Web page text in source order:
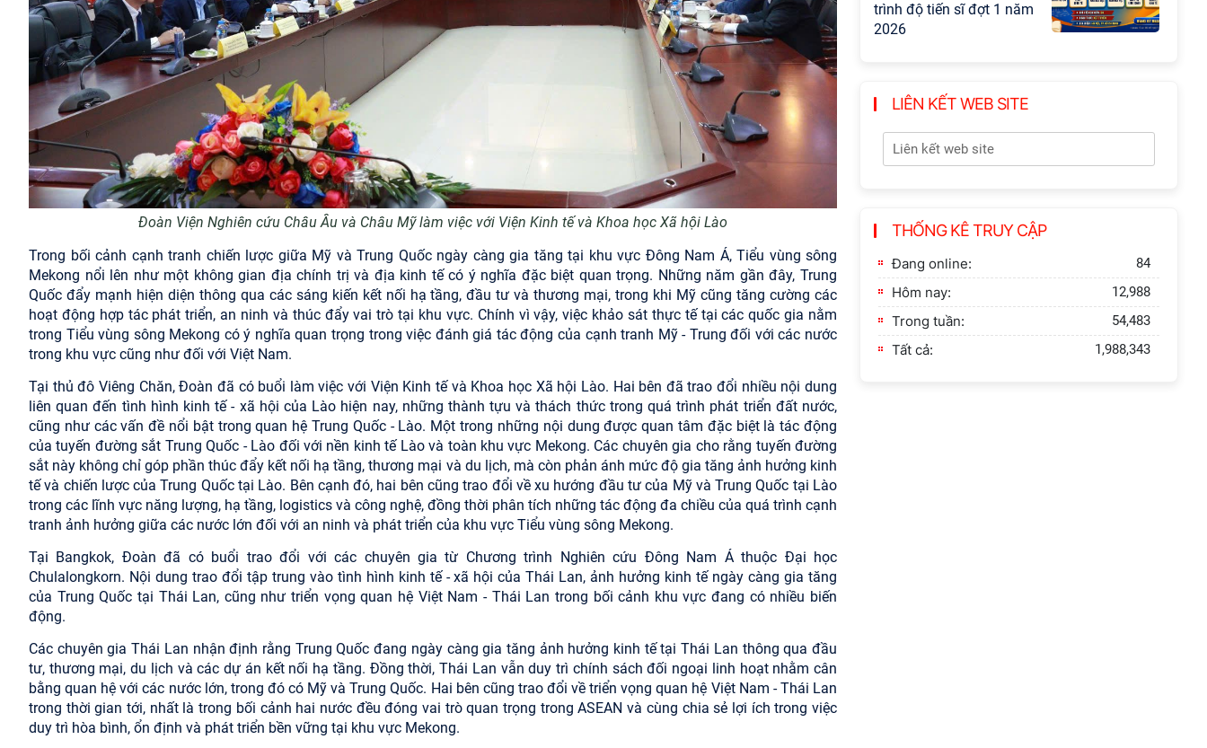
Đoàn Viện Nghiên cứu Châu Âu và Châu Mỹ làm việc với Viện Kinh tế và Khoa học Xã hội Lào
Trong bối cảnh cạnh tranh chiến lược giữa Mỹ và Trung Quốc ngày càng gia tăng tại khu vực Đông Nam Á, Tiểu vùng sông
Mekong nổi lên như một không gian địa chính trị và địa kinh tế có ý nghĩa đặc biệt quan trọng. Những năm gần đây, Trung
Quốc đẩy mạnh hiện diện thông qua các sáng kiến kết nối hạ tầng, đầu tư và thương mại, trong khi Mỹ cũng tăng cường các
hoạt động hợp tác phát triển, an ninh và thúc đẩy vai trò tại khu vực. Chính vì vậy, việc khảo sát thực tế tại các quốc gia nằm
trong Tiểu vùng sông Mekong có ý nghĩa quan trọng trong việc đánh giá tác động của cạnh tranh Mỹ - Trung đối với các nước
trong khu vực cũng như đối với Việt Nam.
Tại thủ đô Viêng Chăn, Đoàn đã có buổi làm việc với Viện Kinh tế và Khoa học Xã hội Lào. Hai bên đã trao đổi nhiều nội dung
liên quan đến tình hình kinh tế - xã hội của Lào hiện nay, những thành tựu và thách thức trong quá trình phát triển đất nước,
cũng như các vấn đề nổi bật trong quan hệ Trung Quốc - Lào. Một trong những nội dung được quan tâm đặc biệt là tác động
của tuyến đường sắt Trung Quốc - Lào đối với nền kinh tế Lào và toàn khu vực Mekong. Các chuyên gia cho rằng tuyến đường
sắt này không chỉ góp phần thúc đẩy kết nối hạ tầng, thương mại và du lịch, mà còn phản ánh mức độ gia tăng ảnh hưởng kinh
tế và chiến lược của Trung Quốc tại Lào. Bên cạnh đó, hai bên cũng trao đổi về xu hướng đầu tư của Mỹ và Trung Quốc tại Lào
trong các lĩnh vực năng lượng, hạ tầng, logistics và công nghệ, đồng thời phân tích những tác động đa chiều của quá trình cạnh
tranh ảnh hưởng giữa các nước lớn đối với an ninh và phát triển của khu vực Tiểu vùng sông Mekong.
Tại Bangkok, Đoàn đã có buổi trao đổi với các chuyên gia từ Chương trình Nghiên cứu Đông Nam Á thuộc Đại học
Chulalongkorn. Nội dung trao đổi tập trung vào tình hình kinh tế - xã hội của Thái Lan, ảnh hưởng kinh tế ngày càng gia tăng
của Trung Quốc tại Thái Lan, cũng như triển vọng quan hệ Việt Nam - Thái Lan trong bối cảnh khu vực đang có nhiều biến
động.
Các chuyên gia Thái Lan nhận định rằng Trung Quốc đang ngày càng gia tăng ảnh hưởng kinh tế tại Thái Lan thông qua đầu
tư, thương mại, du lịch và các dự án kết nối hạ tầng. Đồng thời, Thái Lan vẫn duy trì chính sách đối ngoại linh hoạt nhằm cân
bằng quan hệ với các nước lớn, trong đó có Mỹ và Trung Quốc. Hai bên cũng trao đổi về triển vọng quan hệ Việt Nam - Thái Lan
trong thời gian tới, nhất là trong bối cảnh hai nước đều đóng vai trò quan trọng trong ASEAN và cùng chia sẻ lợi ích trong việc
duy trì hòa bình, ổn định và phát triển bền vững tại khu vực Mekong.
trình độ tiến sĩ đợt 1 năm
2026
LIÊN KẾT WEB SITE
THỐNG KÊ TRUY CẬP
Đang online: 84
Hôm nay: 12,988
Trong tuần: 54,483
Tất cả: 1,988,343